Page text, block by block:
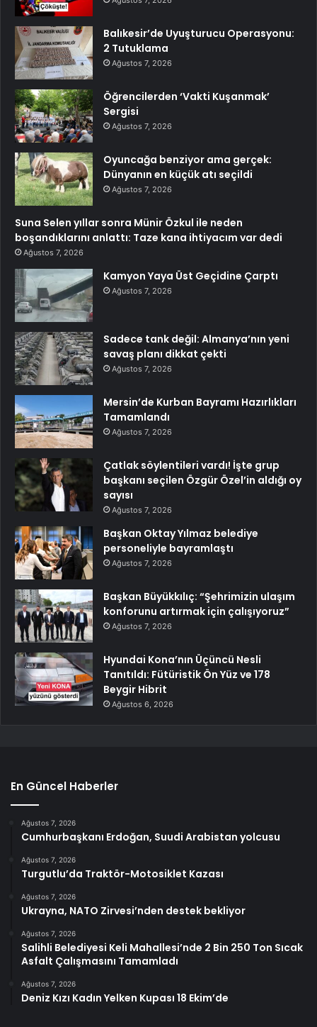
Balıkesir’de Uyuşturucu Operasyonu:
2 Tutuklama
Ağustos 7, 2026
Öğrencilerden ‘Vakti Kuşanmak’
Sergisi
Ağustos 7, 2026
Oyuncağa benziyor ama gerçek:
Dünyanın en küçük atı seçildi
Ağustos 7, 2026
Suna Selen yıllar sonra Münir Özkul ile neden
boşandıklarını anlattı: Taze kana ihtiyacım var dedi
Ağustos 7, 2026
Kamyon Yaya Üst Geçidine Çarptı
Ağustos 7, 2026
Sadece tank değil: Almanya’nın yeni
savaş planı dikkat çekti
Ağustos 7, 2026
Mersin’de Kurban Bayramı Hazırlıkları
Tamamlandı
Ağustos 7, 2026
Çatlak söylentileri vardı! İşte grup
başkanı seçilen Özgür Özel’in aldığı oy
sayısı
Ağustos 7, 2026
Başkan Oktay Yılmaz belediye
personeliyle bayramlaştı
Ağustos 7, 2026
Başkan Büyükkılıç: “Şehrimizin ulaşım
konforunu artırmak için çalışıyoruz”
Ağustos 7, 2026
Hyundai Kona’nın Üçüncü Nesli
Tanıtıldı: Fütüristik Ön Yüz ve 178
Beygir Hibrit
Ağustos 6, 2026
En Güncel Haberler
Ağustos 7, 2026
Cumhurbaşkanı Erdoğan, Suudi Arabistan yolcusu
Ağustos 7, 2026
Turgutlu’da Traktör-Motosiklet Kazası
Ağustos 7, 2026
Ukrayna, NATO Zirvesi’nden destek bekliyor
Ağustos 7, 2026
Salihli Belediyesi Keli Mahallesi’nde 2 Bin 250 Ton Sıcak
Asfalt Çalışmasını Tamamladı
Ağustos 7, 2026
Deniz Kızı Kadın Yelken Kupası 18 Ekim’de